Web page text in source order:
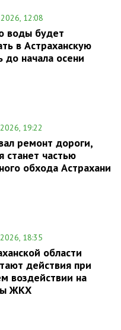
2026, 12:08
воды будет
в Астраханскую
до начала осени
2026, 19:22
ремонт дороги,
станет частью
обхода Астрахани
2026, 18:35
области
действия при
воздействии на
ЖКХ